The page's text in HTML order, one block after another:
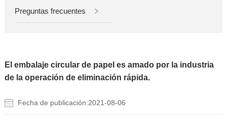
Preguntas frecuentes
El embalaje circular de papel es amado por la industria
de la operación de eliminación rápida.
Fecha de publicación:2021-08-06